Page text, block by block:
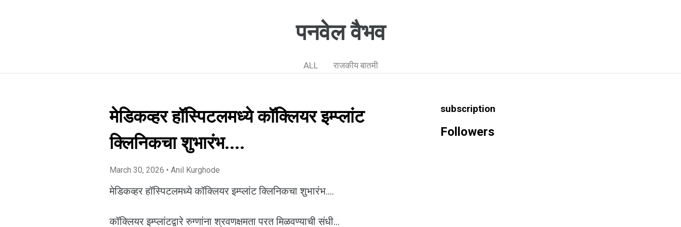
पनवेल वैभव
ALL राजकीय बातमी
मेडिकव्हर हॉस्पिटलमध्ये कॉक्लियर इम्प्लांट
क्लिनिकचा शुभारंभ....
March 30, 2026 • Anil Kurghode
मेडिकव्हर हॉस्पिटलमध्ये कॉक्लियर इम्प्लांट क्लिनिकचा शुभारंभ....
कॉक्लियर इम्प्लांटद्वारे रुग्णांना श्रवणक्षमता परत मिळवण्याची संधी...
subscription
Followers